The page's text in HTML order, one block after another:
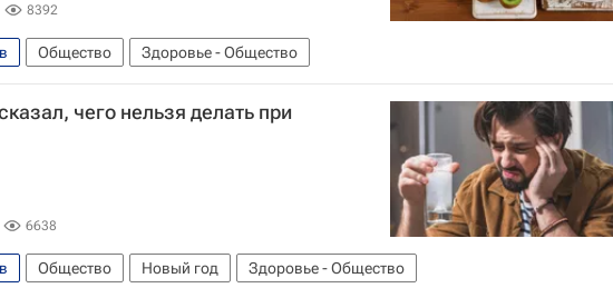
8392
Общество Здоровье - Общество
чего нельзя делать при
6638
Общество Новый год Здоровье - Общество